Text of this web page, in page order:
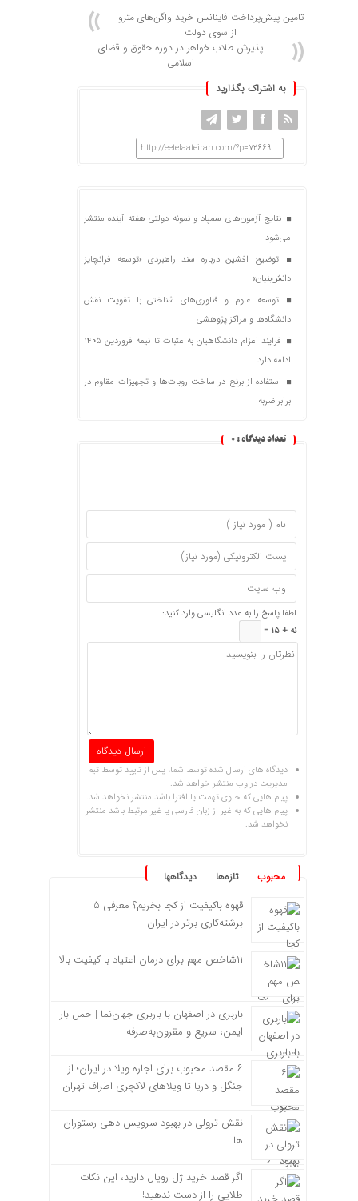
تامین پیش‌پرداخت فاینانس خرید واگن‌های مترو
از سوی دولت
پذیرش طلاب خواهر در دوره حقوق و قضای
اسلامی
به اشتراک بگذارید
http://eetelaateiran.com/?p=72669
نتایج آزمون‌های سمپاد و نمونه دولتی هفته آینده منتشر
می‌شود
توضیح افشین درباره سند راهبردی «توسعه فرانچایز
دانش‌بنیان»
توسعه علوم و فناوری‌های شناختی با تقویت نقش
دانشگاه‌ها و مراکز پژوهشی
فرایند اعزام دانشگاهیان به عتبات تا نیمه فروردین ۱۴۰۵
ادامه دارد
استفاده از برنج در ساخت روبات‌ها و تجهیزات مقاوم در
برابر ضربه
تعداد دیدگاه : 0
لطفا پاسخ را به عدد انگلیسی وارد کنید:
نه + 15 =
دیدگاه های ارسال شده توسط شما، پس از تایید توسط تیم
مدیریت در وب منتشر خواهد شد.
پیام هایی که حاوی تهمت یا افترا باشد منتشر نخواهد شد.
پیام هایی که به غیر از زبان فارسی یا غیر مرتبط باشد منتشر
نخواهد شد.
محبوب تازه‌ها دیدگاهها
قهوه باکیفیت از کجا بخریم؟ معرفی ۵
برشته‌کاری برتر در ایران
۱۱شاخص مهم برای درمان اعتیاد با کیفیت بالا
باربری در اصفهان با باربری جهان‌نما | حمل بار
ایمن، سریع و مقرون‌به‌صرفه
۶ مقصد محبوب برای اجاره ویلا در ایران؛ از
جنگل و دریا تا ویلاهای لاکچری اطراف تهران
نقش ترولی در بهبود سرویس دهی رستوران
ها
اگر قصد خرید ژل رویال دارید، این نکات
طلایی را از دست ندهید!